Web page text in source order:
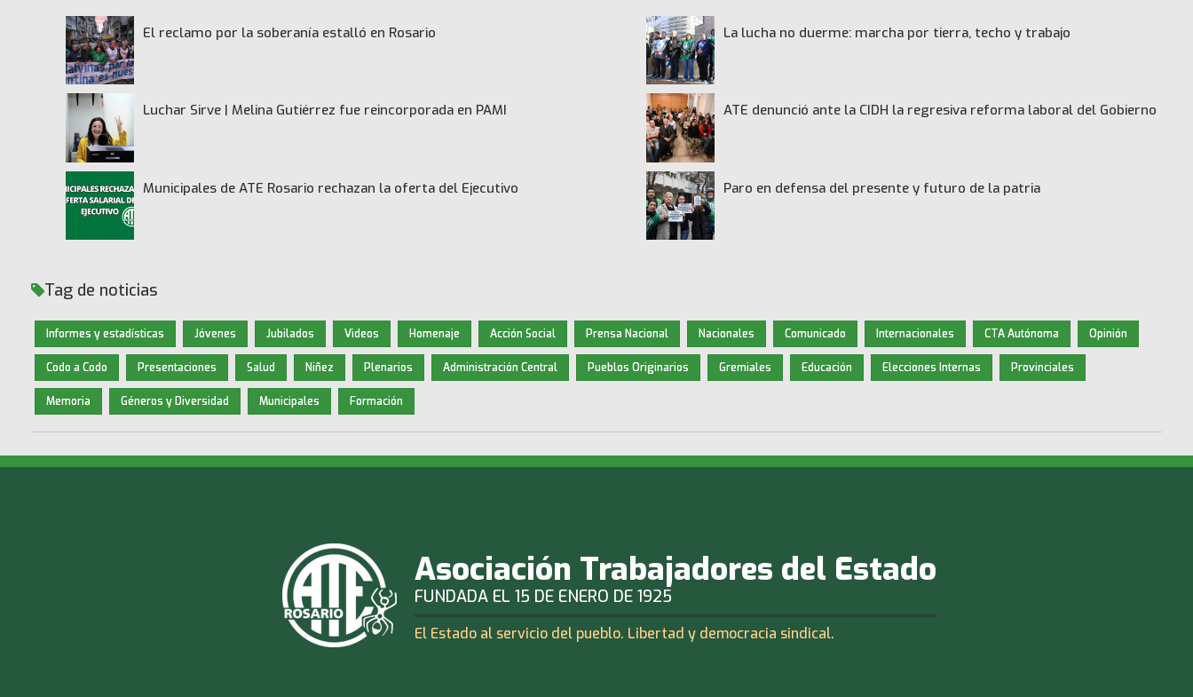
El reclamo por la soberanía estalló en Rosario La lucha no duerme: marcha por tierra, techo y trabajo
Luchar Sirve | Melina Gutiérrez fue reincorporada en PAMI ATE denunció ante la CIDH la regresiva reforma laboral del Gobierno
Municipales de ATE Rosario rechazan la oferta del Ejecutivo Paro en defensa del presente y futuro de la patria
Tag de noticias
Informes y estadísticas Jóvenes Jubilados Videos Homenaje Acción Social Prensa Nacional Nacionales Comunicado Internacionales CTA Autónoma Opinión
Codo a Codo Presentaciones Salud Niñez Plenarios Administración Central Pueblos Originarios Gremiales Educación Elecciones Internas Provinciales
Memoria Géneros y Diversidad Municipales Formación
Asociación Trabajadores del Estado
FUNDADA EL 15 DE ENERO DE 1925
El Estado al servicio del pueblo. Libertad y democracia sindical.